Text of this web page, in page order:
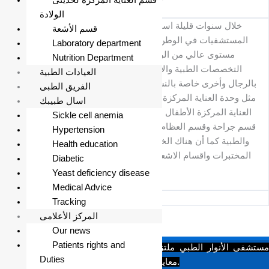
خلال سنوات قليلة استطاع أن يثبت نفسه كواحد من اهم
المستشفيات في الوطن بما يقدمه من خدمات مختلفة وعلى
مستوى عالي من الرعاية والاهتمام . .حيث تم افتتاح كافة
التخصصات الطبية والأقسام المساعدة وأقسام تنويم خاصة
بالرجال وأخرى خاصة بالنساء. وتم إنشاء بعض الوحدات الخاصة
مثل وحدة العناية المركزة العامة ، وحدة الرعاية الممتدة، وحدة
العناية المركزة الأطفال الخدج حديثي الولادة ، قسم الاطفال،
قسم جراحة وقسم العظام وكذلك مختلف التخصصات الجراحية
والطبية كما أن هناك الخدمات المساندة وتشتمل على مرافق
المختبرات واقسام الاشعة والاشعة المقطعية والعلاج الطبيعي
والصيدلية
مستشفى الأنوار الطبي ملتزم بتقديم رعاية صحية متكاملة وفق أعلى
معايير الجودة والسلامة، وبأحدث التقنيات الطبية.
الولادة
قسم الأشعة
Laboratory department
Nutrition Department
العيادات الطبية
الفريق الطبى
اسال طبيبك
Sickle cell anemia
Hypertension
Health education
Diabetic
Yeast deficiency disease
Medical Advice
Tracking
المركز الأعلامى
Our news
Patients rights and
Duties